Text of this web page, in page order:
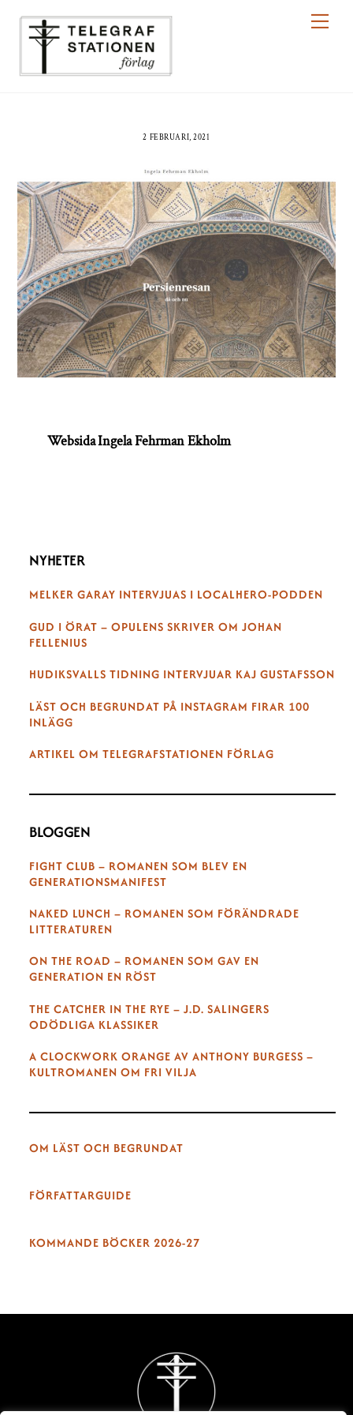
2 FEBRUARI, 2021
Websida Ingela Fehrman Ekholm
NYHETER
MELKER GARAY INTERVJUAS I LOCALHERO-PODDEN
GUD I ÖRAT – OPULENS SKRIVER OM JOHAN
FELLENIUS
HUDIKSVALLS TIDNING INTERVJUAR KAJ GUSTAFSSON
LÄST OCH BEGRUNDAT PÅ INSTAGRAM FIRAR 100
INLÄGG
ARTIKEL OM TELEGRAFSTATIONEN FÖRLAG
BLOGGEN
FIGHT CLUB – ROMANEN SOM BLEV EN
GENERATIONSMANIFEST
NAKED LUNCH – ROMANEN SOM FÖRÄNDRADE
LITTERATUREN
ON THE ROAD – ROMANEN SOM GAV EN
GENERATION EN RÖST
THE CATCHER IN THE RYE – J.D. SALINGERS
ODÖDLIGA KLASSIKER
A CLOCKWORK ORANGE AV ANTHONY BURGESS –
KULTROMANEN OM FRI VILJA
OM LÄST OCH BEGRUNDAT
FÖRFATTARGUIDE
KOMMANDE BÖCKER 2026-27
Back
To